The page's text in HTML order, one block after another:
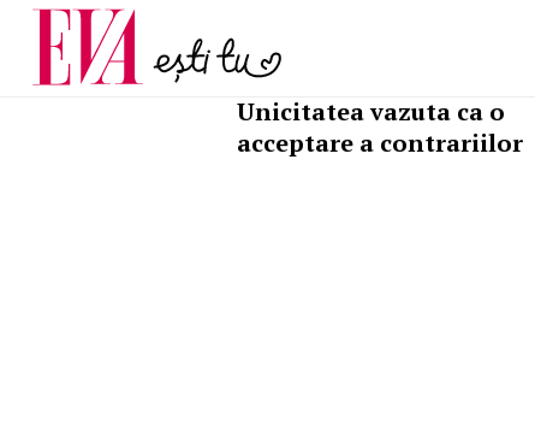
Unicitatea vazuta ca o
acceptare a contrariilor
Carieră
Actualitate
pe măsură ce